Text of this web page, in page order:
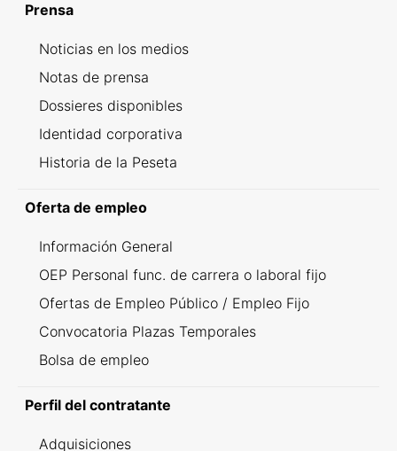
Prensa
Noticias en los medios
Notas de prensa
Dossieres disponibles
Identidad corporativa
Historia de la Peseta
Oferta de empleo
Información General
OEP Personal func. de carrera o laboral fijo
Ofertas de Empleo Público / Empleo Fijo
Convocatoria Plazas Temporales
Bolsa de empleo
Perfil del contratante
Adquisiciones